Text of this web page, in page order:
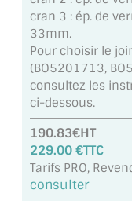
MIROIR ENCADRÉ
MIROIR TV
VERRE SUR
VERRE
VERRE TREMPÉ
PAROI DE
cran 3 : ép. de
33mm.
Pour choisir le
(BO5201713,
consultez les
ci-dessous.
190.83€HT
229.00 €TTC
Tarifs PRO,
consulter